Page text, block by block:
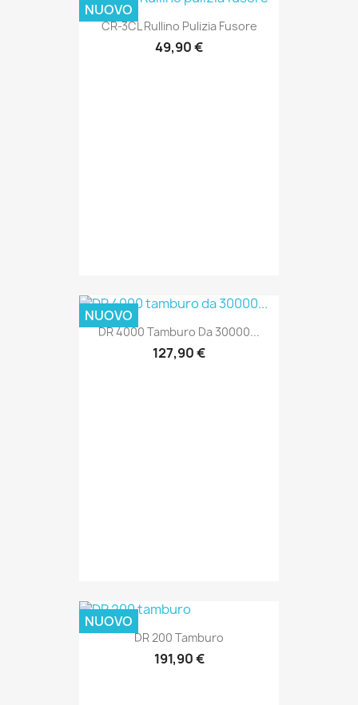
CR-3CL Rullino Pulizia Fusore
49,90 €
NUOVO
DR 4000 Tamburo Da 30000...
127,90 €
NUOVO
DR 200 Tamburo
191,90 €
NUOVO